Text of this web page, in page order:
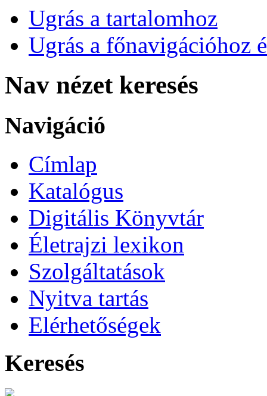
Ugrás a tartalomhoz
Ugrás a főnavigációhoz
Nav nézet keresés
Navigáció
Címlap
Katalógus
Digitális Könyvtár
Életrajzi lexikon
Szolgáltatások
Nyitva tartás
Elérhetőségek
Keresés